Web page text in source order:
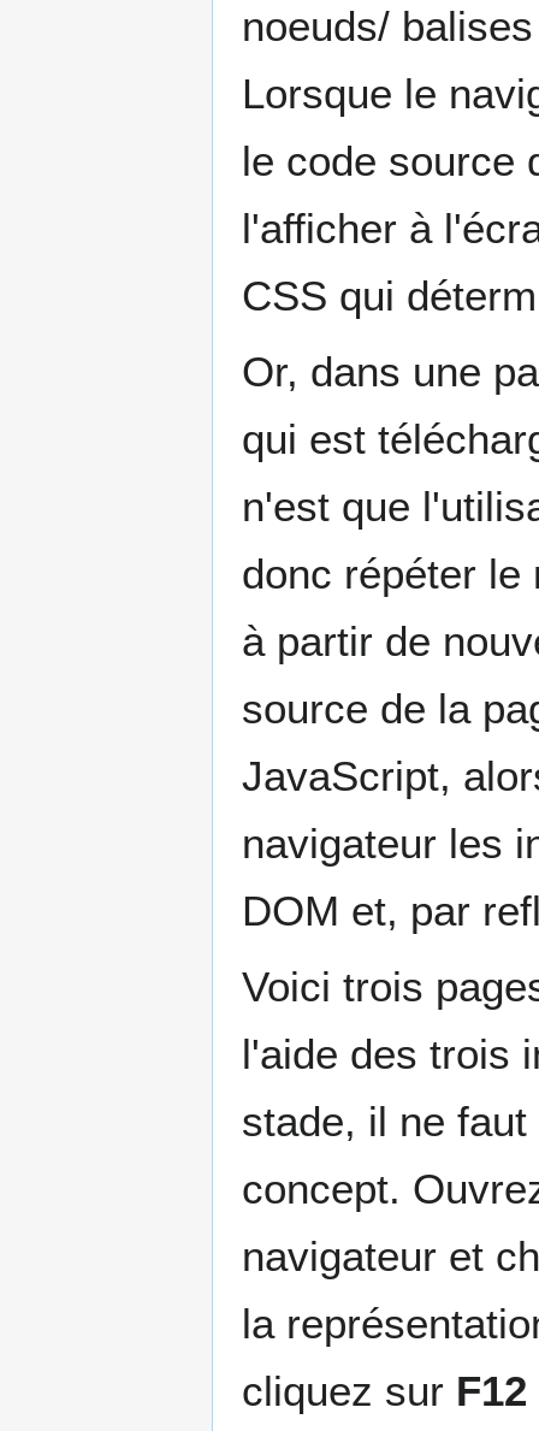
noeuds/
Lorsque le
le code source
l'afficher à
CSS qui
Or, dans une
qui est
n'est que
donc répéter le
à partir de
source de la
JavaScript,
navigateur les
DOM et, par
Voici trois
l'aide des trois
stade, il ne
concept.
navigateur et
la
cliquez sur F12